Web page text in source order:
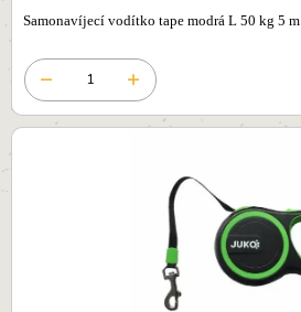
Samonavíjecí vodítko tape modrá L 50 kg 5 m